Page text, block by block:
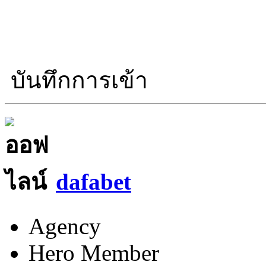
บันทึกการเข้า
dafabet
Agency
Hero Member